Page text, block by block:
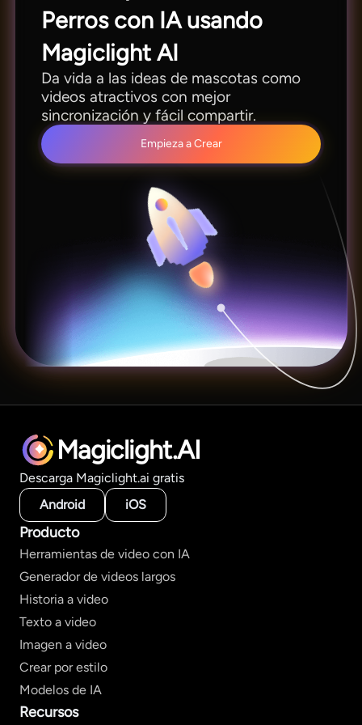
Perros con IA usando
Magiclight AI
Da vida a las ideas de mascotas como
videos atractivos con mejor
sincronización y fácil compartir.
Empieza a Crear
Magiclight.AI
Descarga Magiclight.ai gratis
Android
iOS
Producto
Herramientas de video con IA
Generador de videos largos
Historia a video
Texto a video
Imagen a video
Crear por estilo
Modelos de IA
Recursos